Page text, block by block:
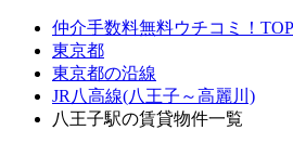
仲介手数料無料ウチコミ！TOP
東京都
東京都の沿線
JR八高線(八王子～高麗川)
八王子駅の賃貸物件一覧